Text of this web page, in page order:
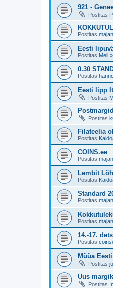
921 -
Postitas
Postitas
Eesti
Postitas Mell »
0.30
Postitas
Eesti lipp
Postitas
Postitas
Filateelia
Postitas
COINS.ee
Postitas
Lembit
Postitas
Standard
Postitas
Postitas
14.-17.
Postitas
Müüa
Postitas
Uus
Postitas